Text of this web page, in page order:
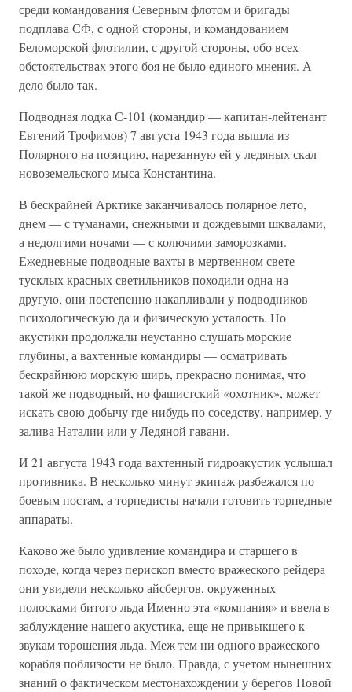
среди командования Северным флотом и бригады
подплава СФ, с одной стороны, и командованием
Беломорской флотилии, с другой стороны, обо всех
обстоятельствах этого боя не было единого мнения. А
дело было так.
Подводная лодка С-101 (командир — капитан-лейтенант
Евгений Трофимов) 7 августа 1943 года вышла из
Полярного на позицию, нарезанную ей у ледяных скал
новоземельского мыса Константина.
В бескрайней Арктике заканчивалось полярное лето,
днем — с туманами, снежными и дождевыми шквалами,
а недолгими ночами — с колючими заморозками.
Ежедневные подводные вахты в мертвенном свете
тусклых красных светильников походили одна на
другую, они постепенно накапливали у подводников
психологическую да и физическую усталость. Но
акустики продолжали неустанно слушать морские
глубины, а вахтенные командиры — осматривать
бескрайнюю морскую ширь, прекрасно понимая, что
такой же подводный, но фашистский «охотник», может
искать свою добычу где-нибудь по соседству, например, у
залива Наталии или у Ледяной гавани.
И 21 августа 1943 года вахтенный гидроакустик услышал
противника. В несколько минут экипаж разбежался по
боевым постам, а торпедисты начали готовить торпедные
аппараты.
Каково же было удивление командира и старшего в
походе, когда через перископ вместо вражеского рейдера
они увидели несколько айсбергов, окруженных
полосками битого льда Именно эта «компания» и ввела в
заблуждение нашего акустика, еще не привыкшего к
звукам торошения льда. Меж тем ни одного вражеского
корабля поблизости не было. Правда, с учетом нынешних
знаний о фактическом местонахождении у берегов Новой